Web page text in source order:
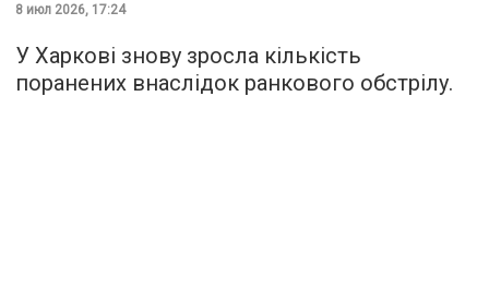
8 июл 2026, 17:24
У Харкові знову зросла кількість
поранених внаслідок ранкового обстрілу.